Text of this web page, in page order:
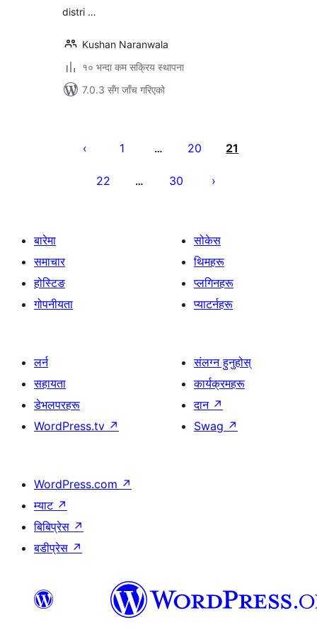
distri …
Kushan Naranwala
१० भन्दा कम सक्रिय स्थापना
7.0.3 सँग जाँच गरिएको
पृष्ठाङ्कन1 … 20 21
22 … 30
बारेमा
समाचार
होस्टिङ
गोपनीयता
सोकेस
थिमहरू
प्लगिनहरू
प्याटर्नहरू
लर्न
सहायता
डेभलपरहरू
WordPress.tv ↗
संलग्न हुनुहोस्
कार्यक्रमहरू
दान ↗
Swag ↗
WordPress.com ↗
म्याट ↗
बिबिप्रेस ↗
बडीप्रेस ↗